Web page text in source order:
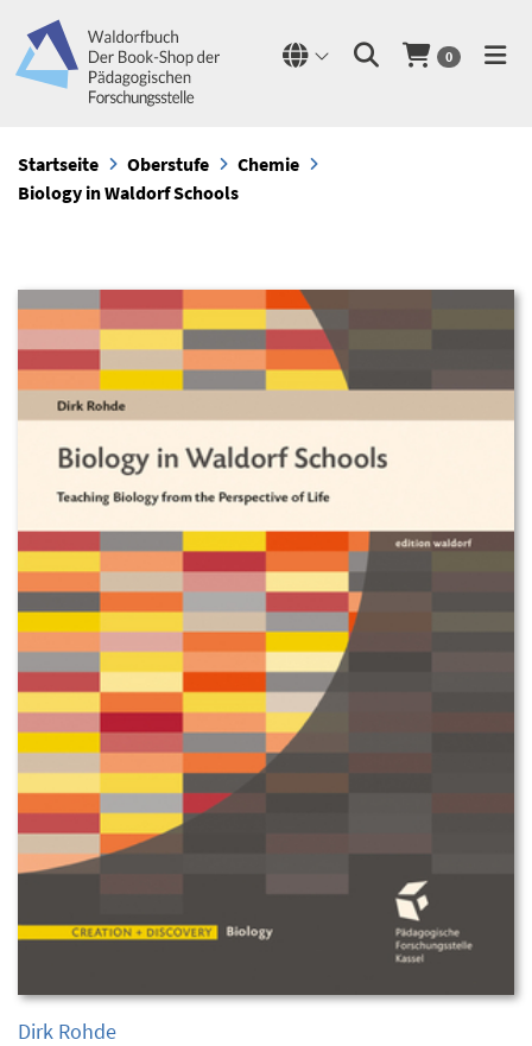
0
Startseite Oberstufe
Chemie
Biology in Waldorf Schools
Dirk Rohde